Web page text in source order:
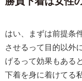
はい、まずは前提条
させるって目的以外
げるって効果もある
下着を身に着けてる